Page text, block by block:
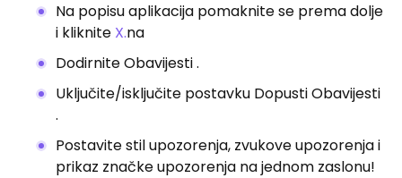
Na popisu aplikacija pomaknite se prema dolje
i kliknite X.na
Dodirnite Obavijesti .
Uključite/isključite postavku Dopusti Obavijesti
.
Postavite stil upozorenja, zvukove upozorenja i
prikaz značke upozorenja na jednom zaslonu!